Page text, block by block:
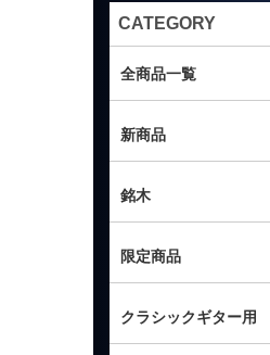
CATEGORY
全商品一覧
新商品
銘木
限定商品
クラシックギター用